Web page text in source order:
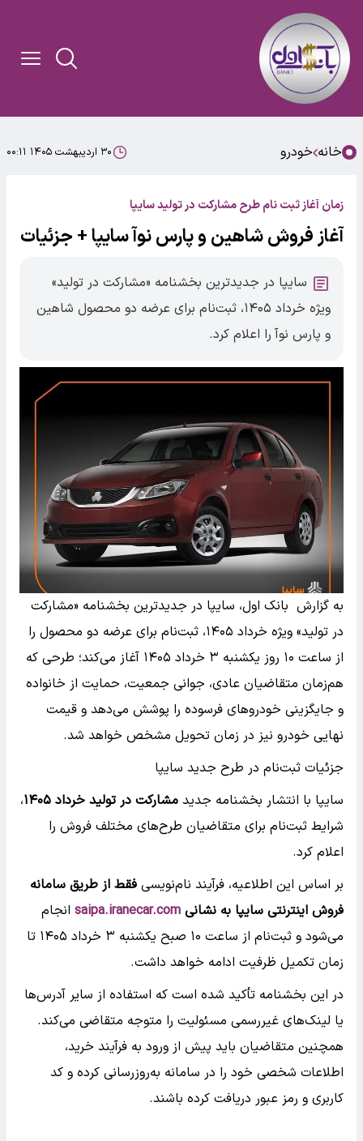
خانه خودرو ۳۰ اردیبهشت ۱۴۰۵ ۰۰:۱۱
زمان آغاز ثبت نام طرح مشارکت در تولید سایپا
آغاز فروش شاهین و پارس نوآ سایپا + جزئیات
سایپا در جدیدترین بخشنامه «مشارکت در تولید»
ویژه خرداد ۱۴۰۵، ثبت‌نام برای عرضه دو محصول شاهین
و پارس نوآ را اعلام کرد.
به گزارش بانک اول، سایپا در جدیدترین بخشنامه «مشارکت
در تولید» ویژه خرداد ۱۴۰۵، ثبت‌نام برای عرضه دو محصول را
از ساعت ۱۰ روز یکشنبه ۳ خرداد ۱۴۰۵ آغاز می‌کند؛ طرحی که
هم‌زمان متقاضیان عادی، جوانی جمعیت، حمایت از خانواده
و جایگزینی خودروهای فرسوده را پوشش می‌دهد و قیمت
نهایی خودرو نیز در زمان تحویل مشخص خواهد شد.
جزئیات ثبت‌نام در طرح جدید سایپا
سایپا با انتشار بخشنامه جدید مشارکت در تولید خرداد ۱۴۰۵
،
شرایط ثبت‌نام برای متقاضیان طرح‌های مختلف فروش را
اعلام کرد.
بر اساس این اطلاعیه، فرآیند نام‌نویسی فقط از طریق سامانه
فروش اینترنتی سایپا به نشانی saipa.iranecar.com انجام
می‌شود و ثبت‌نام از ساعت ۱۰ صبح یکشنبه ۳ خرداد ۱۴۰۵ تا
زمان تکمیل ظرفیت ادامه خواهد داشت.
در این بخشنامه تأکید شده است که استفاده از سایر آدرس‌ها
یا لینک‌های غیررسمی مسئولیت را متوجه متقاضی می‌کند.
همچنین متقاضیان باید پیش از ورود به فرآیند خرید،
اطلاعات شخصی خود را در سامانه به‌روزرسانی کرده و کد
کاربری و رمز عبور دریافت کرده باشند.